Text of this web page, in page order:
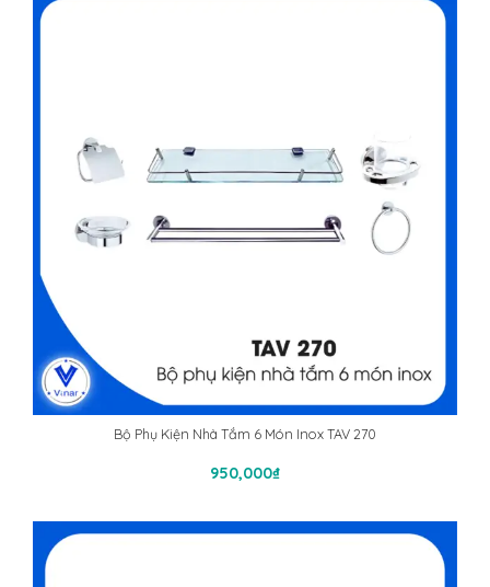
Bộ Phụ Kiện Nhà Tắm 6 Món Inox TAV 270
950,000₫
Thêm Vào Giỏ Hàng